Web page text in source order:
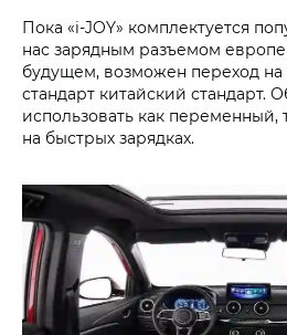
Пока «i‑JOY» комплектуется
нас зарядным разъемом
будущем, возможен переход
стандарт китайский стандарт.
использовать как переменный,
на быстрых зарядках.